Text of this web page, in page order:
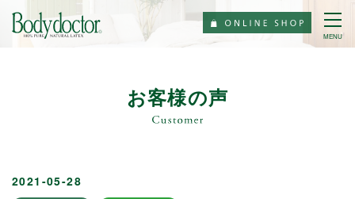
MENU
お客様の声
2021-05-28